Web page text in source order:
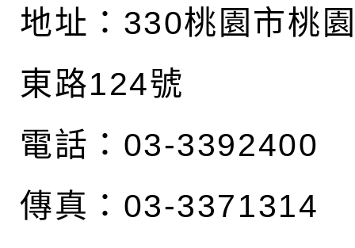
地址： 330桃園市桃
東路124號
電話：03-3392400
傳真：03-3371314